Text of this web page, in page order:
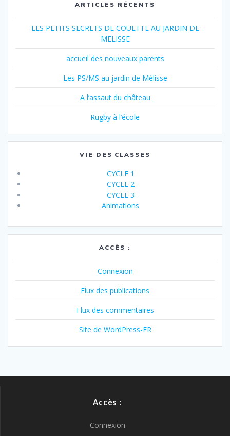
ARTICLES RÉCENTS
LES PETITS SECRETS DE COUETTE AU JARDIN DE
MELISSE
accueil des nouveaux parents
Les PS/MS au jardin de Mélisse
A l’assaut du château
Rugby à l’école
VIE DES CLASSES
CYCLE 1
CYCLE 2
CYCLE 3
Animations
ACCÈS :
Connexion
Flux des publications
Flux des commentaires
Site de WordPress-FR
Accès :
Connexion